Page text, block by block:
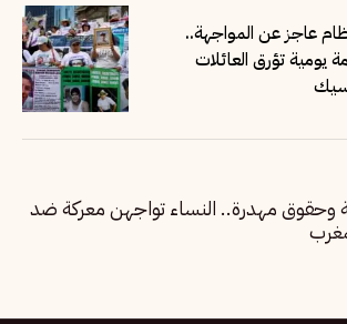
عاجز عن المواجهة..
يومية تؤرق العائلات
وحقوق مهدرة.. النساء تواجهن معركة ضد